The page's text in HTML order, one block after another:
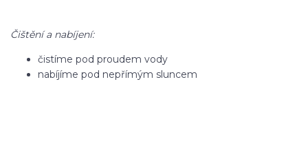
Čištění a nabíjení:
čistíme pod proudem vody
nabíjíme pod nepřímým sluncem